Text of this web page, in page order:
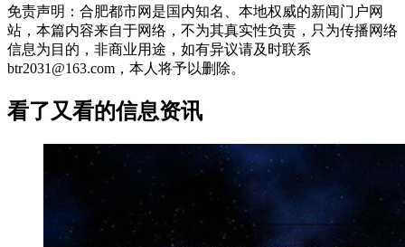
免责声明：合肥都市网是国内知名、本地权威的新闻门户网
站，本篇内容来自于网络，不为其真实性负责，只为传播网络
信息为目的，非商业用途，如有异议请及时联系
btr2031@163.com，本人将予以删除。
看了又看的信息资讯